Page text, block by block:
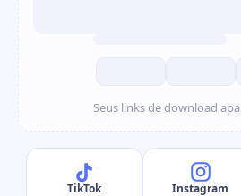
Seus links de download
TikTok Instagram